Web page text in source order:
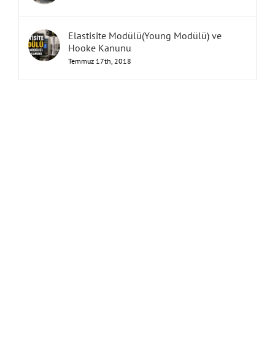
Elastisite Modülü(Young Modülü) ve
Hooke Kanunu
Temmuz 17th, 2018